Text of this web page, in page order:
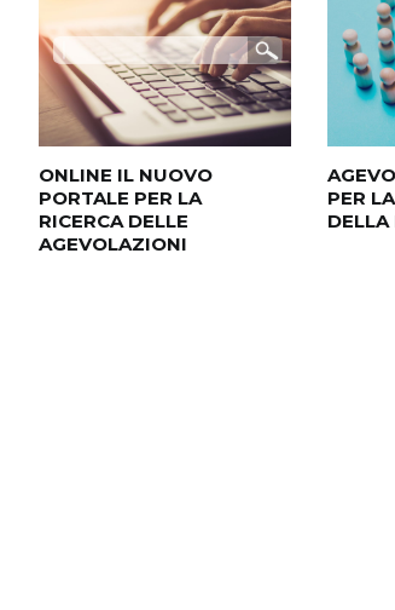
ONLINE IL NUOVO
PORTALE PER LA
RICERCA DELLE
AGEVOLAZIONI
PER
DELLA